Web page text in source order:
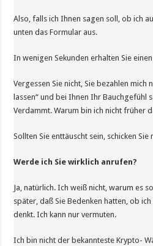
Also, falls ich Ihnen sagen soll, ob ich
unten das Formular aus.
In wenigen Sekunden erhalten Sie
Vergessen Sie nicht, Sie bezahlen
lassen“ und bei Ihnen Ihr
Verdammt. Warum bin ich nicht früher
Sollten Sie enttäuscht sein, schicken
Werde ich Sie wirklich anrufen?
Ja, natürlich. Ich weiß nicht, warum es
später, daß Sie Bedenken hatten, ob
denkt. Ich kann nur vermuten.
Ich bin nicht der bekannteste Krypto-